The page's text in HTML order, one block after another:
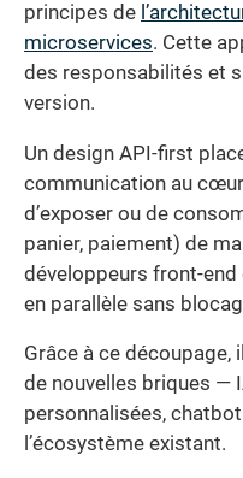
principes de
microservices. Cette
des responsabilités et
version.
Un design API-first
communication au
d’exposer ou de
panier, paiement) de
développeurs front-
en parallèle sans
Grâce à ce découpage,
de nouvelles briques —
personnalisées,
l’écosystème existant.